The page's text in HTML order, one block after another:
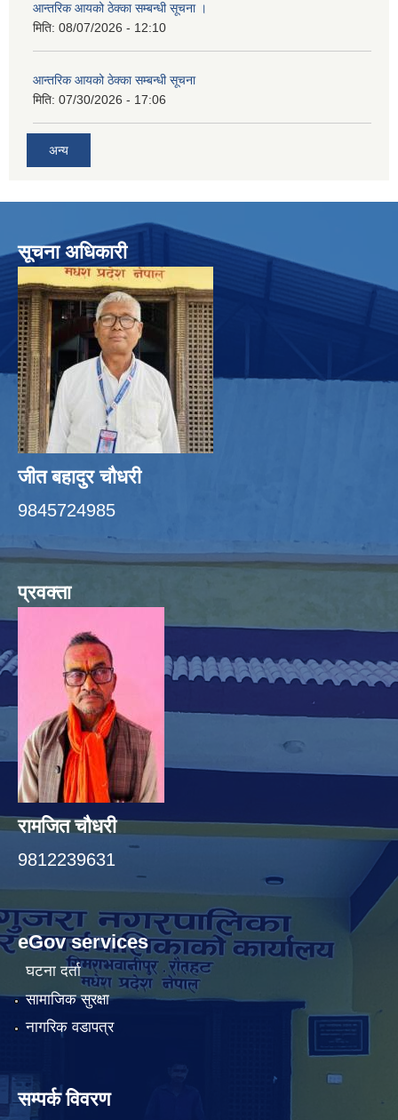
आन्तरिक आयको ठेक्का सम्बन्धी सूचना ।
मिति: 08/07/2026 - 12:10
आन्तरिक आयको ठेक्का सम्बन्धी सूचना
मिति: 07/30/2026 - 17:06
अन्य
सूचना अधिकारी
जीत बहादुर चाैधरी
9845724985
प्रवक्ता
रामजित चौधरी
9812239631
eGov services
घटना दर्ता
सामाजिक सुरक्षा
नागरिक वडापत्र
सम्पर्क विवरण